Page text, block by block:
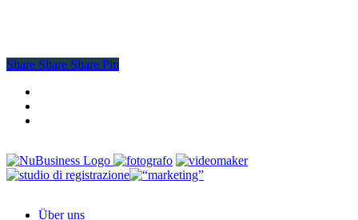
Share
Share Share Share Pin
Close Über uns